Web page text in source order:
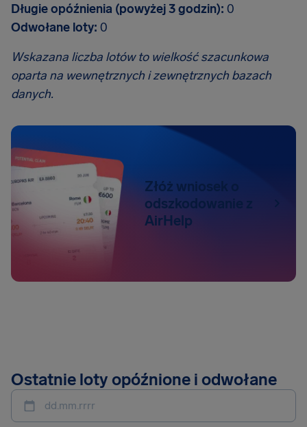
Długie opóźnienia (powyżej 3 godzin): 0
Odwołane loty: 0
Wskazana liczba lotów to wielkość szacunkowa
oparta na wewnętrznych i zewnętrznych bazach
danych.
Złóż wniosek o
odszkodowanie z
AirHelp
Ostatnie loty opóźnione i odwołane
dd.mm.rrrr